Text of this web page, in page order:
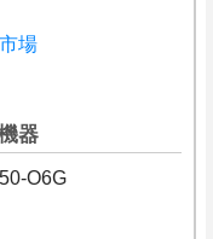
場
器
O6G